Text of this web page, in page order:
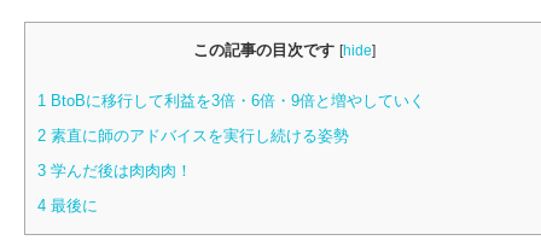
この記事の目次です [hide]
1 BtoBに移行して利益を3倍・6倍・9倍と増やしていく
2 素直に師のアドバイスを実行し続ける姿勢
3 学んだ後は肉肉肉！
4 最後に